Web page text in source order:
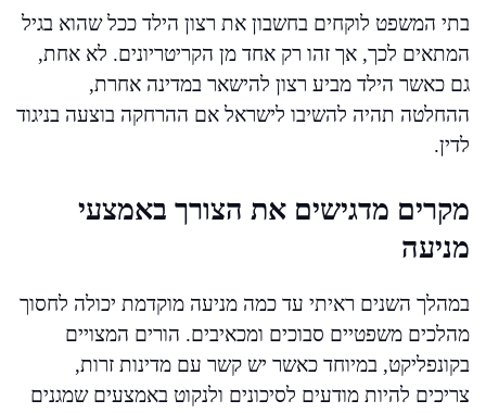
בתי המשפט לוקחים בחשבון את רצון הילד ככל שהוא בגיל
המתאים לכך, אך זהו רק אחד מן הקריטריונים. לא אחת,
גם כאשר הילד מביע רצון להישאר במדינה אחרת,
ההחלטה תהיה להשיבו לישראל אם ההרחקה בוצעה בניגוד
לדין.
מקרים מדגישים את הצורך באמצעי
מניעה
במהלך השנים ראיתי עד כמה מניעה מוקדמת יכולה לחסוך
מהלכים משפטיים סבוכים ומכאיבים. הורים המצויים
בקונפליקט, במיוחד כאשר יש קשר עם מדינות זרות,
צריכים להיות מודעים לסיכונים ולנקוט באמצעים שמגנים